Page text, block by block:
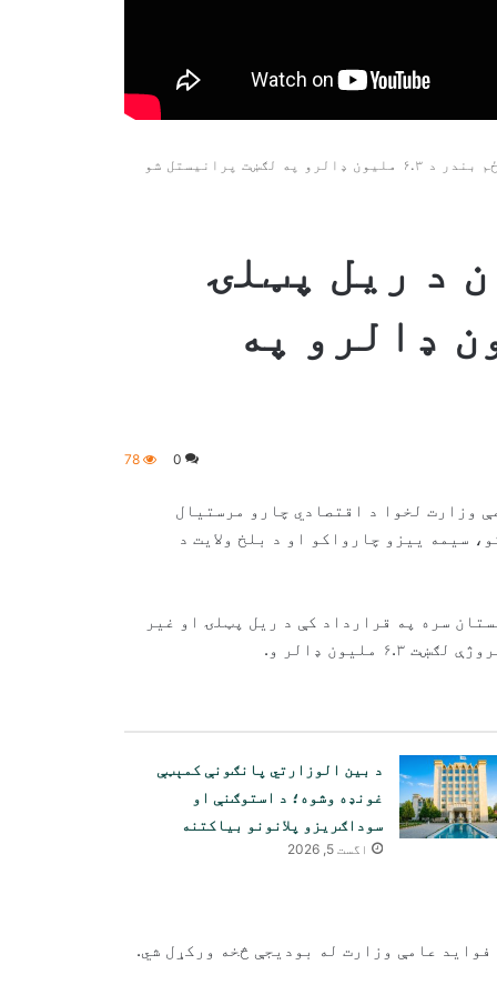
پرانیستل شو
د ریل پټلۍ
د ۶.۳ ملیون ډالرو په
0
78
وزارت لخوا د اقتصادي چارو مرستیال
سیمه ییزو چارواکو او د بلخ ولایت د
سره په قرارداد کې د ریل پټلۍ او غیر
ډالر و.
د بین الوزارتي پانګونې کمېټې
غونډه وشوه؛ د استوګنې او
سوداګریزو پلانونو بیاکتنه
اگست 5, 2026
عامې وزارت له بودیجې څخه ورکړل شي.